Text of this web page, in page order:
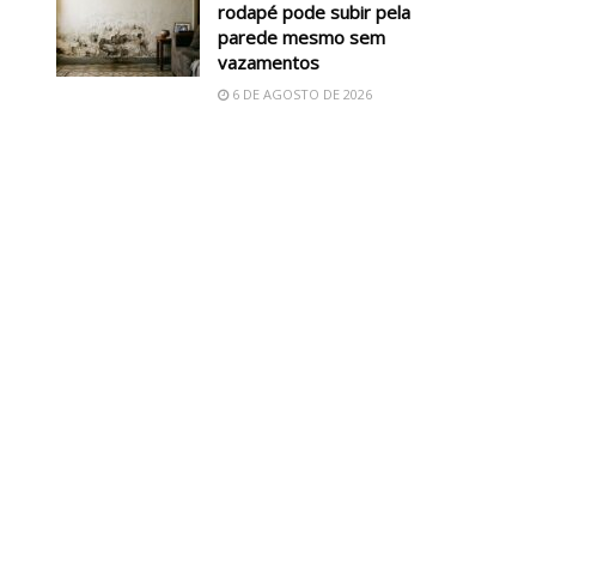
rodapé pode subir pela
parede mesmo sem
vazamentos
6 DE AGOSTO DE 2026